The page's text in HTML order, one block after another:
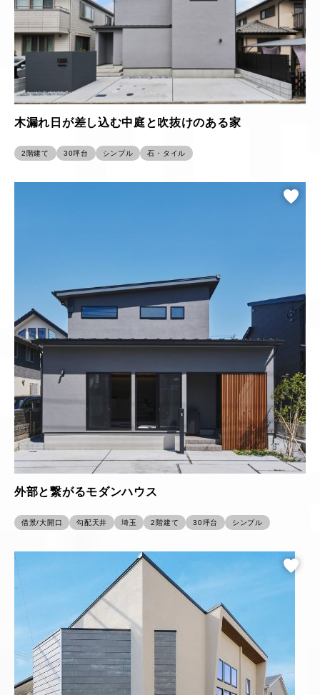
木漏れ日が差し込む中庭と吹抜けのある家
2階建て 30坪台 シンプル 石・タイル
外部と繋がるモダンハウス
借景/大開口 勾配天井 埼玉 2階建て 30坪台 シンプル